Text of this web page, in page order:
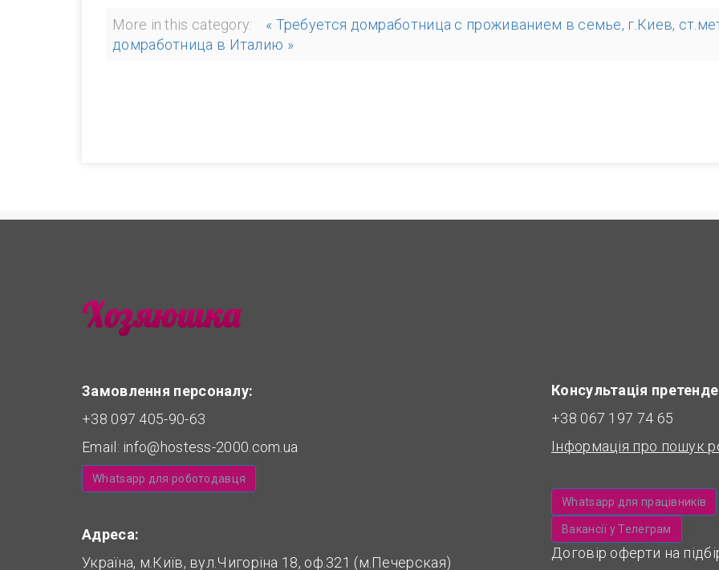
More in this category: « Требуется домработница с проживанием в семье, г.Киев,
домработница в Италию »
Замовлення персоналу:
+38 097 405-90-63
Email: info@hostess-2000.com.ua
Whatsapp для роботодавця
Адреса:
Україна, м.Київ, вул.Чигоріна 18, оф.321 (м.Печерская)
Консультація
+38 067 197 74 65
Інформація про пошук
Whatsapp для працівників
Вакансії у Телеграм
Договір оферти на